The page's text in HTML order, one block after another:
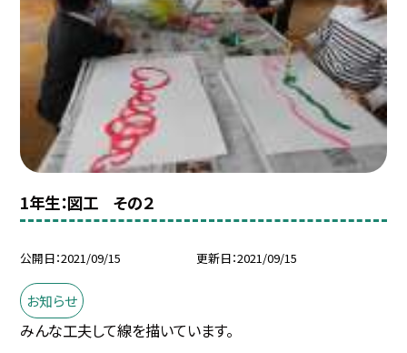
1年生：図工 その２
公開日 2021/09/15 更新日 2021/09/15
お知らせ
みんな工夫して線を描いています。